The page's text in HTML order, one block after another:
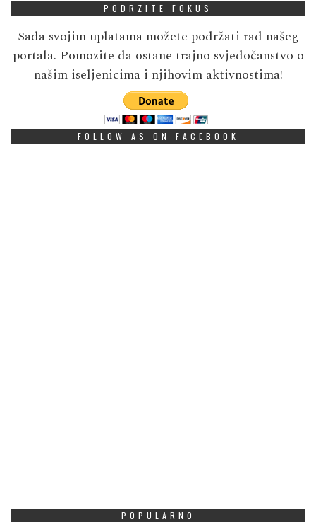
PODRZITE FOKUS
Sada svojim uplatama možete podržati rad našeg
portala. Pomozite da ostane trajno svjedočanstvo o
našim iseljenicima i njihovim aktivnostima!
FOLLOW AS ON FACEBOOK
POPULARNO